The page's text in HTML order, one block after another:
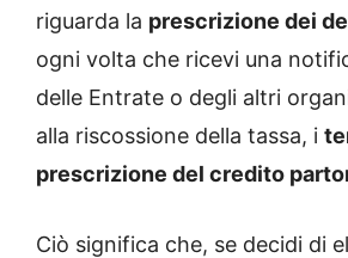
riguarda la prescrizione dei
ogni volta che ricevi una
delle Entrate o degli altri
alla riscossione della tassa, i
prescrizione del credito
Ciò significa che, se decidi di